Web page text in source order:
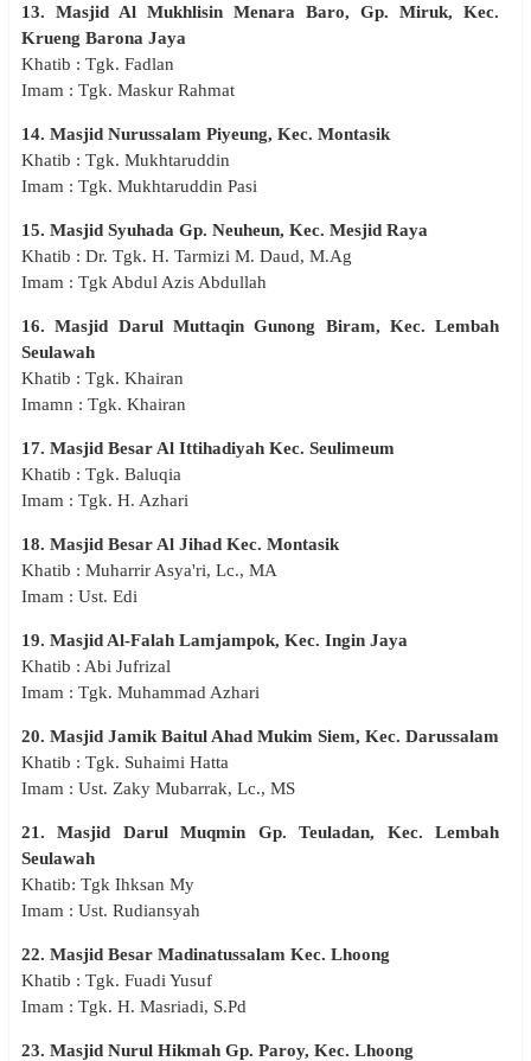
13. Masjid Al Mukhlisin Menara Baro, Gp. Miruk, Kec.
Krueng Barona Jaya
Khatib : Tgk. Fadlan
Imam : Tgk. Maskur Rahmat
14. Masjid Nurussalam Piyeung, Kec. Montasik
Khatib : Tgk. Mukhtaruddin
Imam : Tgk. Mukhtaruddin Pasi
15. Masjid Syuhada Gp. Neuheun, Kec. Mesjid Raya
Khatib : Dr. Tgk. H. Tarmizi M. Daud, M.Ag
Imam : Tgk Abdul Azis Abdullah
16. Masjid Darul Muttaqin Gunong Biram, Kec. Lembah
Seulawah
Khatib : Tgk. Khairan
Imamn : Tgk. Khairan
17. Masjid Besar Al Ittihadiyah Kec. Seulimeum
Khatib : Tgk. Baluqia
Imam : Tgk. H. Azhari
18. Masjid Besar Al Jihad Kec. Montasik
Khatib : Muharrir Asya'ri, Lc., MA
Imam : Ust. Edi
19. Masjid Al-Falah Lamjampok, Kec. Ingin Jaya
Khatib : Abi Jufrizal
Imam : Tgk. Muhammad Azhari
20. Masjid Jamik Baitul Ahad Mukim Siem, Kec. Darussalam
Khatib : Tgk. Suhaimi Hatta
Imam : Ust. Zaky Mubarrak, Lc., MS
21. Masjid Darul Muqmin Gp. Teuladan, Kec. Lembah
Seulawah
Khatib: Tgk Ihksan My
Imam : Ust. Rudiansyah
22. Masjid Besar Madinatussalam Kec. Lhoong
Khatib : Tgk. Fuadi Yusuf
Imam : Tgk. H. Masriadi, S.Pd
23. Masjid Nurul Hikmah Gp. Paroy, Kec. Lhoong